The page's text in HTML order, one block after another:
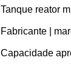
Tanque reator
Fabricante |
Capacidade